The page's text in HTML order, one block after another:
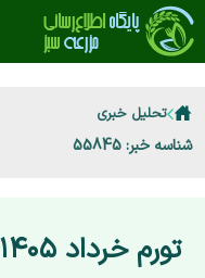
تحلیل خبری
شناسه خبر: 55845